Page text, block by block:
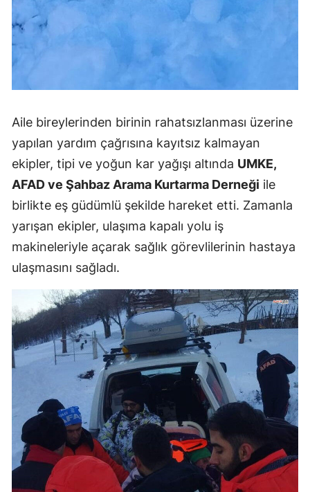
Aile bireylerinden birinin rahatsızlanması üzerine
yapılan yardım çağrısına kayıtsız kalmayan
ekipler, tipi ve yoğun kar yağışı altında UMKE,
AFAD ve Şahbaz Arama Kurtarma Derneği ile
birlikte eş güdümlü şekilde hareket etti. Zamanla
yarışan ekipler, ulaşıma kapalı yolu iş
makineleriyle açarak sağlık görevlilerinin hastaya
ulaşmasını sağladı.